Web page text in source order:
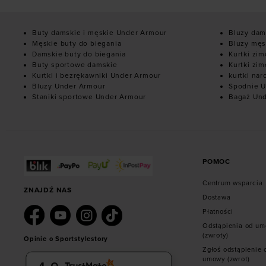
Buty damskie i męskie Under Armour
Męskie buty do biegania
Damskie buty do biegania
Buty sportowe damskie
Kurtki i bezrękawniki Under Armour
Bluzy Under Armour
Staniki sportowe Under Armour
Bluzy
Bluzy
Kurtki
Kurtki
kurtki
Spodnie
Bagaż
ZNAJDŹ NAS
Opinie o Sportstylestory
POMOC
Centrum wsparcia
Dostawa
Płatności
Odstąpienia od
(zwroty)
Zgłoś odstąpienie
umowy (zwrot)